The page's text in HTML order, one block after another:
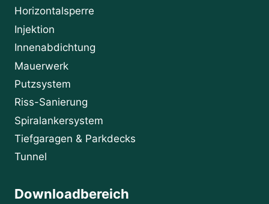
Horizontalsperre
Injektion
Innenabdichtung
Mauerwerk
Putzsystem
Riss-Sanierung
Spiralankersystem
Tiefgaragen & Parkdecks
Tunnel
Downloadbereich